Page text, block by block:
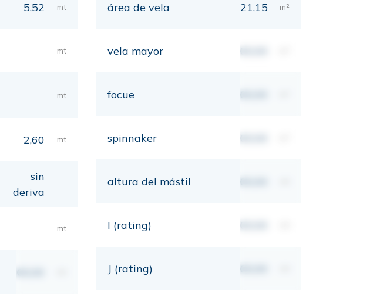
5,52 mt
mt
mt
2,60 mt
sin
deriva
mt
00,00
área de vela 21,15 m²
vela mayor 00,00
focue 00,00
spinnaker 00,00
altura del mástil 00,00
I (rating) 00,00
J (rating) 00,00